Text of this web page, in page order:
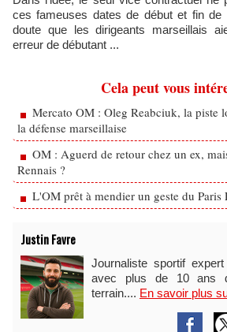
ces fameuses dates de début et fin de
doute que les dirigeants marseillais
erreur de débutant ...
Cela peut vous
Mercato OM : Oleg Reabciuk, la piste
la défense marseillaise
OM : Aguerd de retour chez un ex,
Rennais ?
L'OM prêt à mendier un geste du
Justin Favre
Journaliste sportif
avec plus de 10 ans
terrain.... En savoir plus